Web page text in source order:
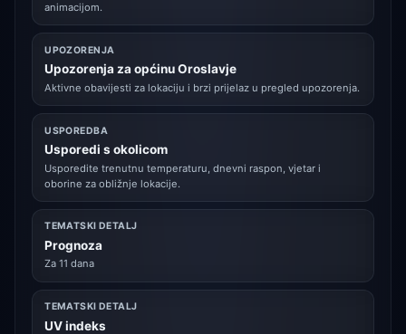
animacijom.
UPOZORENJA
Upozorenja za općinu Oroslavje
Aktivne obavijesti za lokaciju i brzi prijelaz u pregled upozorenja.
USPOREDBA
Usporedi s okolicom
Usporedite trenutnu temperaturu, dnevni raspon, vjetar i
oborine za obližnje lokacije.
TEMATSKI DETALJ
Prognoza
Za 11 dana
TEMATSKI DETALJ
UV indeks